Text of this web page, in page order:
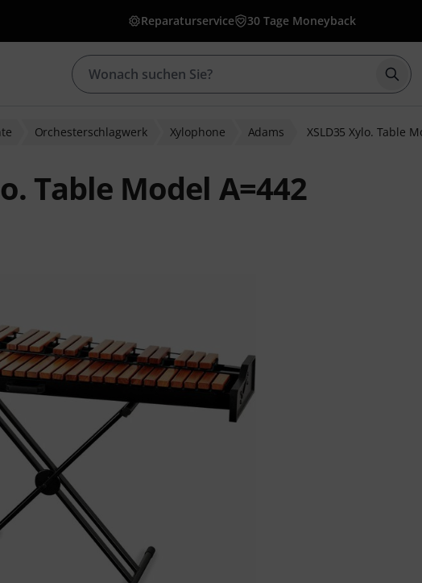
Reparaturservice 30 Tage Moneyback
Orchesterschlagwerk Xylophone Adams XSLD35 Xylo. Table
Table Model A=442